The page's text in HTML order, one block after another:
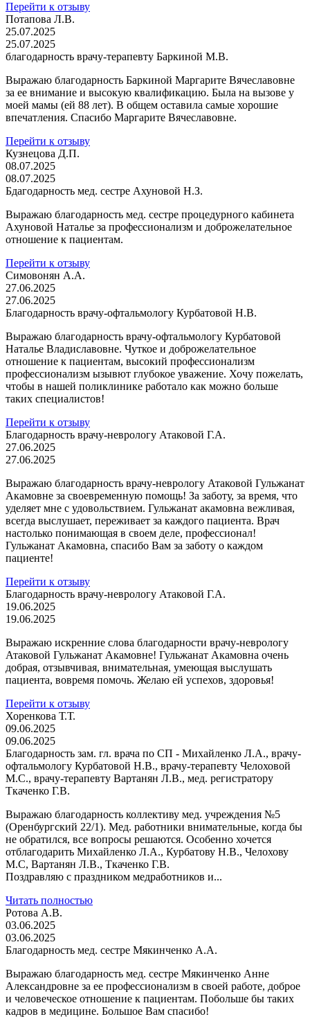
Перейти к отзыву
Потапова Л.В.
25.07.2025
25.07.2025
благодарность врачу-терапевту Баркиной М.В.
Выражаю благодарность Баркиной Маргарите Вячеславовне
за ее внимание и высокую квалификацию. Была на вызове у
моей мамы (ей 88 лет). В общем оставила самые хорошие
впечатления. Спасибо Маргарите Вячеславовне.
Перейти к отзыву
Кузнецова Д.П.
08.07.2025
08.07.2025
Бдагодарность мед. сестре Ахуновой Н.З.
Выражаю благодарность мед. сестре процедурного кабинета
Ахуновой Наталье за профессионализм и доброжелательное
отношение к пациентам.
Перейти к отзыву
Симовонян А.А.
27.06.2025
27.06.2025
Благодарность врачу-офтальмологу Курбатовой Н.В.
Выражаю благодарность врачу-офтальмологу Курбатовой
Наталье Владиславовне. Чуткое и доброжелательное
отношение к пациентам, высокий профессионализм
профессионализм ызывют глубокое уважение. Хочу пожелать,
чтобы в нашей поликлинике работало как можно больше
таких специалистов!
Перейти к отзыву
Благодарность врачу-неврологу Атаковой Г.А.
27.06.2025
27.06.2025
Выражаю благодарность врачу-неврологу Атаковой Гульжанат
Акамовне за своевременную помощь! За заботу, за время, что
уделяет мне с удовольствием. Гульжанат акамовна вежливая,
всегда выслушает, переживает за каждого пациента. Врач
настолько понимающая в своем деле, профессионал!
Гульжанат Акамовна, спасибо Вам за заботу о каждом
пациенте!
Перейти к отзыву
Благодарность врачу-неврологу Атаковой Г.А.
19.06.2025
19.06.2025
Выражаю искренние слова благодарности врачу-неврологу
Атаковой Гульжанат Акамовне! Гульжанат Акамовна очень
добрая, отзывчивая, внимательная, умеющая выслушать
пациента, вовремя помочь. Желаю ей успехов, здоровья!
Перейти к отзыву
Хоренкова Т.Т.
09.06.2025
09.06.2025
Благодарность зам. гл. врача по СП - Михайленко Л.А., врачу-
офтальмологу Курбатовой Н.В., врачу-терапевту Челоховой
М.С., врачу-терапевту Вартанян Л.В., мед. регистратору
Ткаченко Г.В.
Выражаю благодарность коллективу мед. учреждения №5
(Оренбургский 22/1). Мед. работники внимательные, когда бы
не обратился, все вопросы решаются. Особенно хочется
отблагодарить Михайленко Л.А., Курбатову Н.В., Челохову
М.С, Вартанян Л.В., Ткаченко Г.В.
Поздравляю с праздником медработников и...
Читать полностью
Ротова А.В.
03.06.2025
03.06.2025
Благодарность мед. сестре Мякинченко А.А.
Выражаю благодарность мед. сестре Мякинченко Анне
Александровне за ее профессионализм в своей работе, доброе
и человеческое отношение к пациентам. Побольше бы таких
кадров в медицине. Большое Вам спасибо!